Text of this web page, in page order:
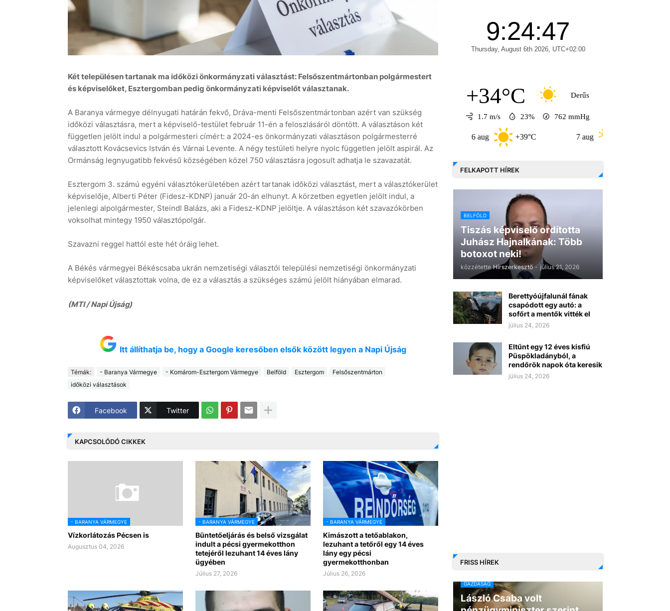
Két településen tartanak ma időközi önkormányzati választást: Felsőszentmártonban polgármestert
és képviselőket, Esztergomban pedig önkormányzati képviselőt választanak.
A Baranya vármegye délnyugati határán fekvő, Dráva-menti Felsőszentmártonban azért van szükség
időközi választásra, mert a képviselő-testület február 11-én a feloszlásáról döntött. A választáson két
független jelölt indul a polgármesteri címért: a 2024-es önkormányzati választáson polgármesterré
választott Kovácsevics István és Várnai Levente. A négy testületi helyre nyolc független jelölt aspirál. Az
Ormánság legnyugatibb fekvésű községében közel 750 választásra jogosult adhatja le szavazatát.
Esztergom 3. számú egyéni választókerületében azért tartanak időközi választást, mert a választókerület
képviselője, Alberti Péter (Fidesz-KDNP) január 20-án elhunyt. A körzetben egyetlen jelölt indul, a
jelenlegi alpolgármester, Steindl Balázs, aki a Fidesz-KDNP jelöltje. A választáson két szavazókörben
voksolhat mintegy 1950 választópolgár.
Szavazni reggel hattól este hét óráig lehet.
A Békés vármegyei Békéscsaba ukrán nemzetiségi választói települési nemzetiségi önkormányzati
képviselőket választottak volna, de ez a választás a szükséges számú jelölt hiányában elmarad.
(MTI / Napi Újság)
Itt állíthatja be, hogy a Google keresőben elsők között legyen a Napi Újság
Témák: - Baranya Vármegye - Komárom-Esztergom Vármegye Belföld Esztergom
Felsőszentmárton
időközi választások
Facebook Twitter
KAPCSOLÓDÓ CIKKEK
- BARANYA VÁRMEGYE
Vízkorlátozás Pécsen is
Augusztus 04, 2026
- BARANYA VÁRMEGYE
Büntetőeljárás és belső vizsgálat
indult a pécsi gyermekotthon
tetejéről lezuhant 14 éves lány
ügyében
Július 27, 2026
- BARANYA VÁRMEGYE
Kimászott a tetőablakon,
lezuhant a tetőről egy 14 éves
lány egy pécsi
gyermekotthonban
Július 26, 2026
+34°C Derűs
1.7 m/s 23% 762 mmHg
+39°C +32°C
FELKAPOTT HÍREK
BELFÖLD
Tiszás képviselő ordította
Juhász Hajnalkának: Több
botoxot neki!
közzétette Hírszerkesztő - július 21, 2026
Berettyóújfalunál fának
csapódott egy autó: a
sofőrt a mentők vitték el
július 24, 2026
Eltűnt egy 12 éves kisfiú
Püspökladányból, a
rendőrök napok óta keresik
július 24, 2026
FRISS HÍREK
GAZDASÁG
László Csaba volt